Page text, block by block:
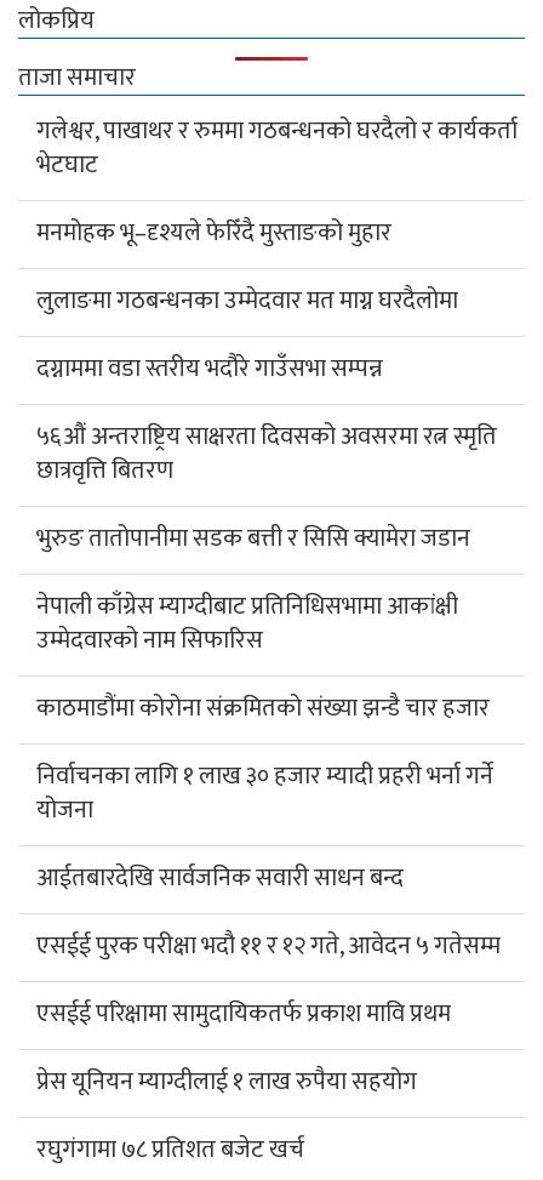
लोकप्रिय
ताजा समाचार
गलेश्वर, पाखाथर र रुममा गठबन्धनको घरदैलो र कार्यकर्ता
भेटघाट
मनमोहक भू–दृश्यले फेरिँदै मुस्ताङको मुहार
लुलाङमा गठबन्धनका उम्मेदवार मत माग्न घरदैलोमा
दग्नाममा वडा स्तरीय भदौरे गाउँसभा सम्पन्न
५६औं अन्तराष्ट्रिय साक्षरता दिवसको अवसरमा रत्न स्मृति
छात्रवृत्ति बितरण
भुरुङ तातोपानीमा सडक बत्ती र सिसि क्यामेरा जडान
नेपाली काँग्रेस म्याग्दीबाट प्रतिनिधिसभामा आकांक्षी
उम्मेदवारको नाम सिफारिस
काठमाडौंमा कोरोना संक्रमितको संख्या झन्डै चार हजार
निर्वाचनका लागि १ लाख ३० हजार म्यादी प्रहरी भर्ना गर्ने
योजना
आईतबारदेखि सार्वजनिक सवारी साधन बन्द
एसईई पुरक परीक्षा भदौ ११ र १२ गते, आवेदन ५ गतेसम्म
एसईई परिक्षामा सामुदायिकतर्फ प्रकाश मावि प्रथम
प्रेस यूनियन म्याग्दीलाई १ लाख रुपैया सहयोग
रघुगंगामा ७८ प्रतिशत बजेट खर्च